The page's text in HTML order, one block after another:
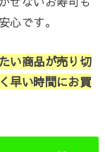
心です。
い商品が売り切
早い時間にお買